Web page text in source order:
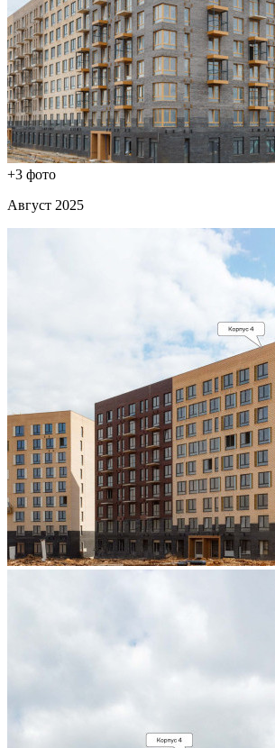
+3 фото
Август 2025